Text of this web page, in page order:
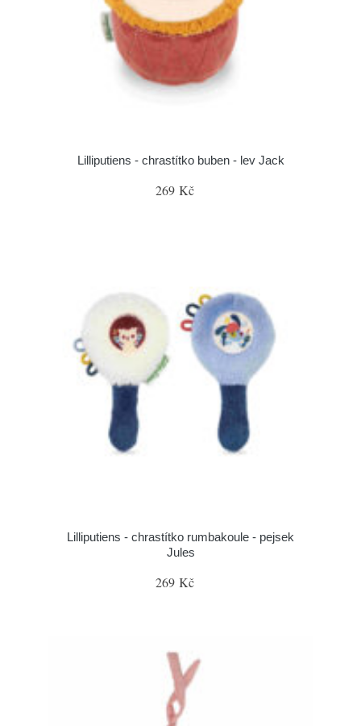
Lilliputiens - chrastítko buben - lev Jack
269 Kč
Lilliputiens - chrastítko rumbakoule - pejsek
Jules
269 Kč